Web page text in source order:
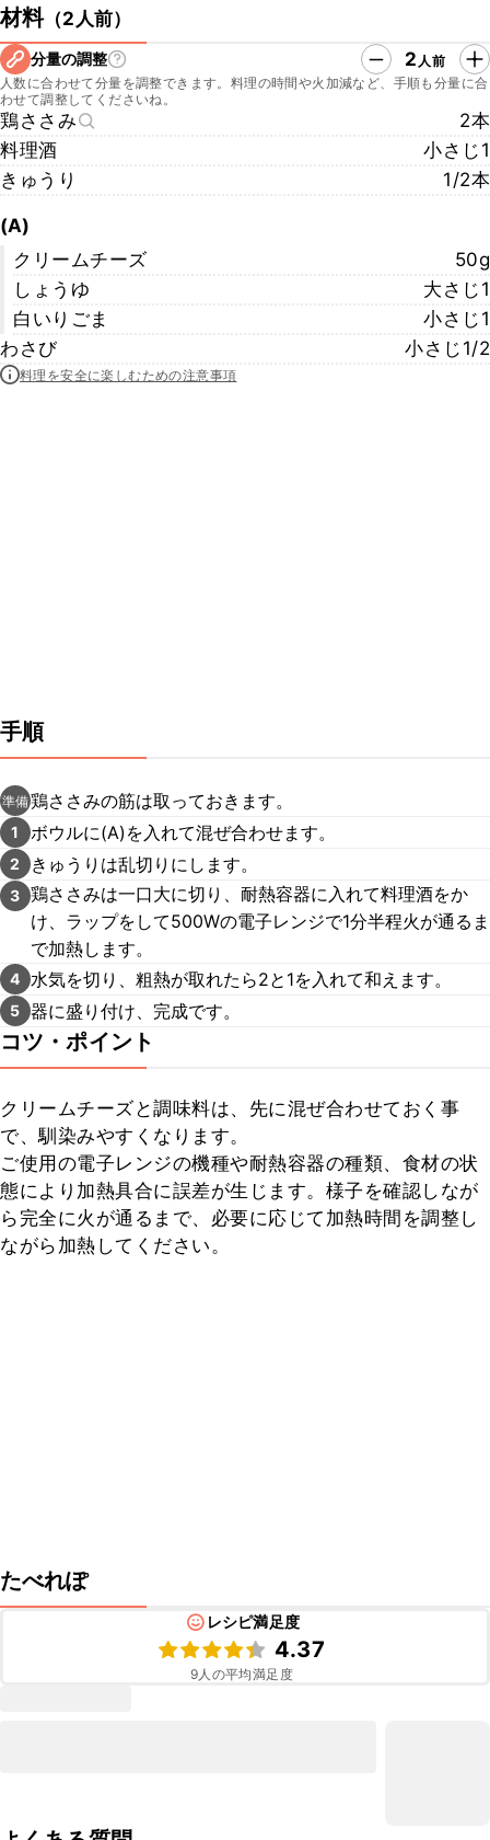
材料（2人前）
分量の調整 2 人前
人数に合わせて分量を調整できます。料理の時間や火加減など、手順も分量に合
わせて調整してくださいね。
鶏ささみ
2本
料理酒
小さじ1
きゅうり
1/2本
(A)
クリームチーズ
50g
しょうゆ
大さじ1
白いりごま
小さじ1
わさび
小さじ1/2
料理を安全に楽しむための注意事項
手順
準備鶏ささみの筋は取っておきます。
1 ボウルに(A)を入れて混ぜ合わせます。
2 きゅうりは乱切りにします。
3 鶏ささみは一口大に切り、耐熱容器に入れて料理酒をか
け、ラップをして500Wの電子レンジで1分半程火が通るま
で加熱します。
4 水気を切り、粗熱が取れたら2と1を入れて和えます。
5 器に盛り付け、完成です。
コツ・ポイント
クリームチーズと調味料は、先に混ぜ合わせておく事
で、馴染みやすくなります。
ご使用の電子レンジの機種や耐熱容器の種類、食材の状
態により加熱具合に誤差が生じます。様子を確認しなが
ら完全に火が通るまで、必要に応じて加熱時間を調整し
ながら加熱してください。
たべれぽ
レシピ満足度
4.37
9人の平均満足度